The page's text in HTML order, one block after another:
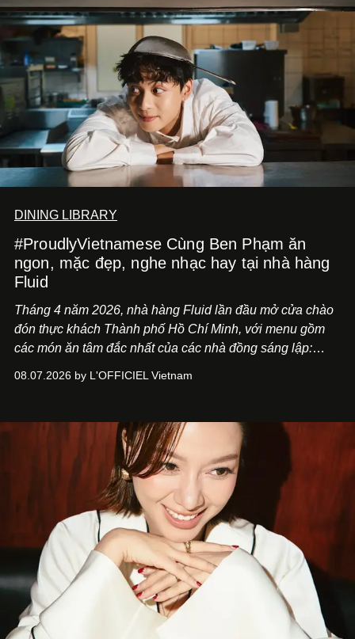
DINING LIBRARY
#ProudlyVietnamese Cùng Ben Phạm ăn
ngon, mặc đẹp, nghe nhạc hay tại nhà hàng
Fluid
Tháng 4 năm 2026, nhà hàng Fluid lần đầu mở cửa chào
đón thực khách Thành phố Hồ Chí Minh, với menu gồm
các món ăn tâm đắc nhất của các nhà đồng sáng lập:
món ăn đa dạng từ Á đến Âu nhanh chóng được yêu thích
mang đến niềm vui cho thực khách.
08.07.2026 by L'OFFICIEL Vietnam